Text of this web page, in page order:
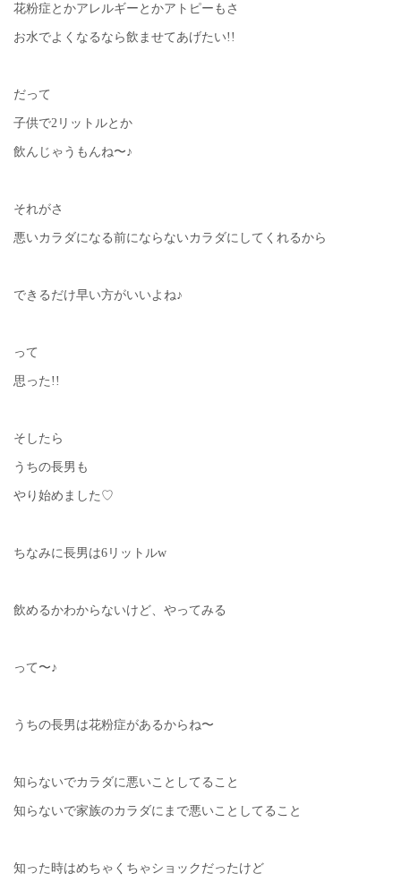
花粉症とかアレルギーとかアトピーもさ
お水でよくなるなら飲ませてあげたい!!
だって
子供で2リットルとか
飲んじゃうもんね〜♪
それがさ
悪いカラダになる前にならないカラダにしてくれるから
できるだけ早い方がいいよね♪
って
思った!!
そしたら
うちの長男も
やり始めました♡
ちなみに長男は6リットルw
飲めるかわからないけど、やってみる
って〜♪
うちの長男は花粉症があるからね〜
知らないでカラダに悪いことしてること
知らないで家族のカラダにまで悪いことしてること
知った時はめちゃくちゃショックだったけど